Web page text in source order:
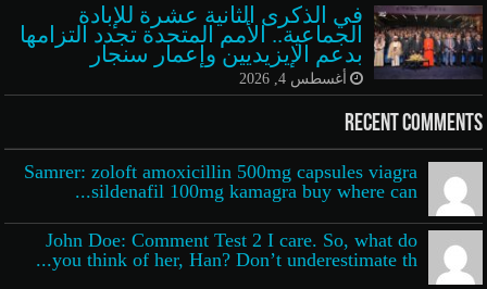
في الذكرى الثانية عشرة للإبادة
الجماعية.. الأمم المتحدة تجدد التزامها
بدعم الإيزيديين وإعمار سنجار
أغسطس 4, 2026
Recent Comments
Samrer: zoloft amoxicillin 500mg capsules viagra
sildenafil 100mg kamagra buy where can...
John Doe: Comment Test 2 I care. So, what do
you think of her, Han? Don’t underestimate th...